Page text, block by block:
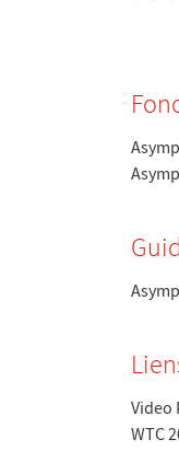
Video
WTC